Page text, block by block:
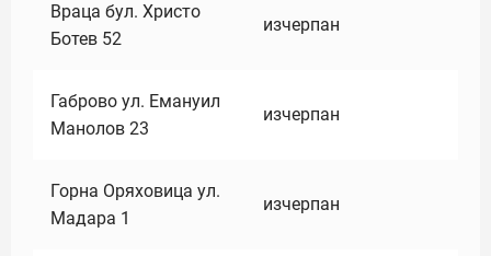
Враца бул. Христо
Ботев 52
изчерпан
Габрово ул. Емануил
Манолов 23
изчерпан
Горна Оряховица ул.
Мадара 1
изчерпан